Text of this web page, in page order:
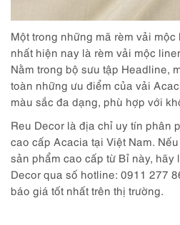
Một trong những mã rèm vải
nhất hiện nay là rèm vải mộc
Nằm trong bộ sưu tập Headline,
toàn những ưu điểm của vải
màu sắc đa dạng, phù hợp với
Reu Decor là địa chỉ uy tín phân
cao cấp Acacia tại Việt Nam.
sản phẩm cao cấp từ Bỉ này, hãy
Decor qua số hotline: 0911 277
báo giá tốt nhất trên thị trường.